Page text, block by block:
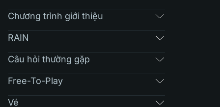
Chương trình giới thiệu
RAIN
Câu hỏi thường gặp
Free-To-Play
Vé